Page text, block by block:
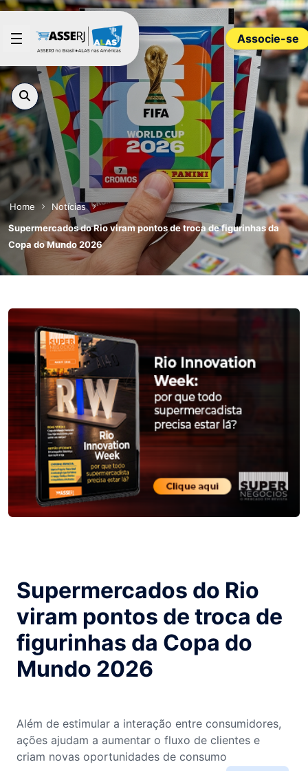
Pular para o Conteúdo principal
Associe-se
Home
Notícias
Supermercados do Rio viram pontos de troca de figurinhas da
Copa do Mundo 2026
Supermercados do Rio
viram pontos de troca de
figurinhas da Copa do
Mundo 2026
Além de estimular a interação entre consumidores,
ações ajudam a aumentar o fluxo de clientes e
criam novas oportunidades de consumo